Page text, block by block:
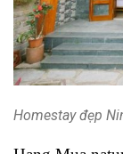
Homestay đẹp